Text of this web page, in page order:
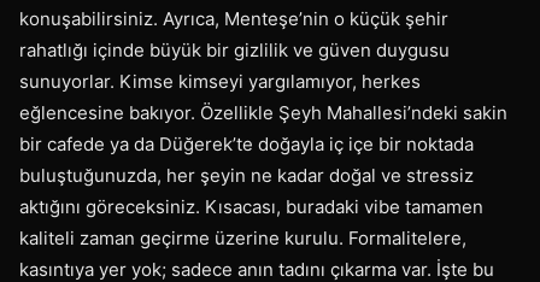
konuşabilirsiniz. Ayrıca, Menteşe’nin o küçük şehir
rahatlığı içinde büyük bir gizlilik ve güven duygusu
sunuyorlar. Kimse kimseyi yargılamıyor, herkes
eğlencesine bakıyor. Özellikle Şeyh Mahallesi’ndeki sakin
bir cafede ya da Düğerek’te doğayla iç içe bir noktada
buluştuğunuzda, her şeyin ne kadar doğal ve stressiz
aktığını göreceksiniz. Kısacası, buradaki vibe tamamen
kaliteli zaman geçirme üzerine kurulu. Formalitelere,
kasıntıya yer yok; sadece anın tadını çıkarma var. İşte bu